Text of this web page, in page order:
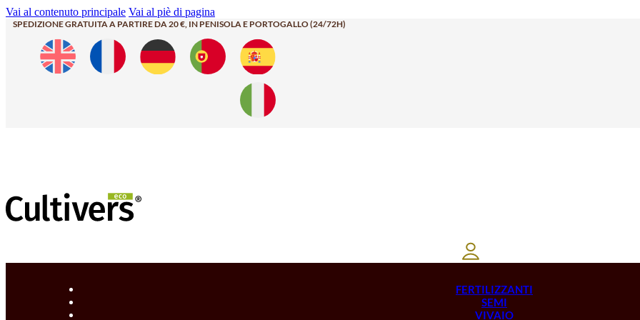
Vai al contenuto principale Vai al piè di pagina
SPEDIZIONE GRATUITA A PARTIRE DA 20 €, IN PENISOLA E PORTOGALLO (24/72H)
FERTILIZZANTI
SEMI
VIVAIO